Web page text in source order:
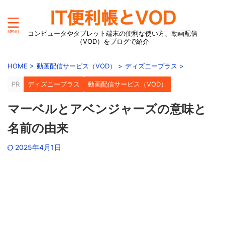
コンピュータやタブレット端末の便利な使い方、動画配信
（VOD）をブログで紹介
HOME > 動画配信サービス（VOD） > ディズニープラス >
PR ディズニープラス 動画配信サービス（VOD）
マーベルとアベンジャーズの意味と
名前の由来
2025年4月1日